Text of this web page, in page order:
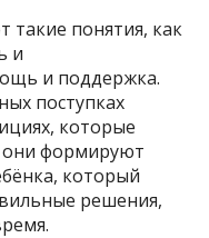
понятия, как
и
и поддержка.
поступках
которые
формируют
который
решения,